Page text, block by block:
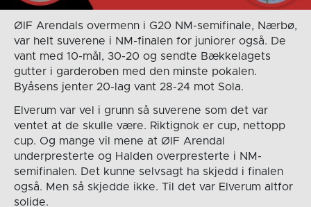
ØIF Arendals overmenn i G20 NM-semifinale, Nærbø,
var helt suverene i NM-finalen for juniorer også. De
vant med 10-mål, 30-20 og sendte Bækkelagets
gutter i garderoben med den minste pokalen.
Byåsens jenter 20-lag vant 28-24 mot Sola.
Elverum var vel i grunn så suverene som det var
ventet at de skulle være. Riktignok er cup, nettopp
cup. Og mange vil mene at ØIF Arendal
underpresterte og Halden overpresterte i NM-
semifinalen. Det kunne selvsagt ha skjedd i finalen
også. Men så skjedde ikke. Til det var Elverum altfor
solide.